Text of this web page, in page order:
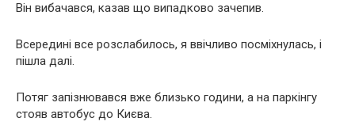
Він вибачався, казав що випадково зачепив.
Всередині все розслабилось, я ввічливо посміхнулась, і
пішла далі.
Потяг запізнювався вже близько години, а на паркінгу
стояв автобус до Києва.